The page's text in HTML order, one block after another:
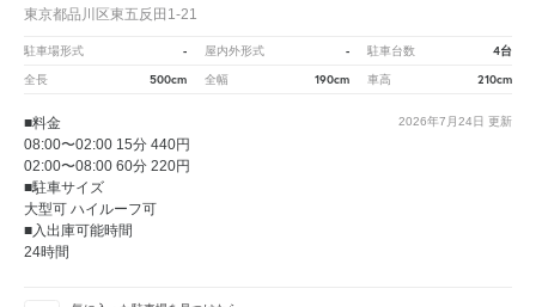
東京都品川区東五反田1-21
駐車場形式 - 屋内外形式 - 駐車台数 4台
全長 500cm 全幅 190cm 車高 210cm
2026年7月24日 更新
■料金
08:00〜02:00 15分 440円
02:00〜08:00 60分 220円
■駐車サイズ
大型可 ハイルーフ可
■入出庫可能時間
24時間